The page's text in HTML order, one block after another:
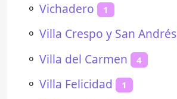
⚬ Vichadero 1
⚬ Villa Crespo y San Andrés
⚬ Villa del Carmen 4
⚬ Villa Felicidad 1